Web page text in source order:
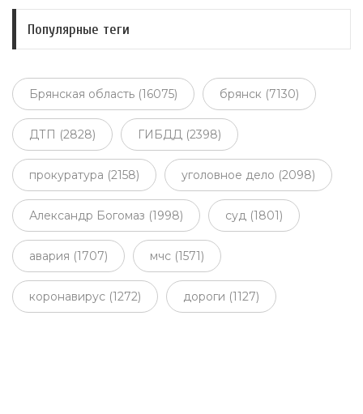
Популярные теги
Брянская область (16075) брянск (7130)
ДТП (2828) ГИБДД (2398)
прокуратура (2158) уголовное дело (2098)
Александр Богомаз (1998) суд (1801)
авария (1707) мчс (1571)
коронавирус (1272) дороги (1127)